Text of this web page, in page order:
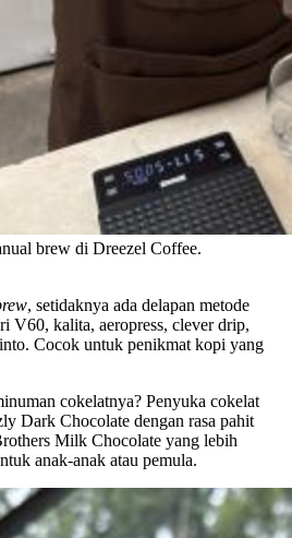
brew di Dreezel Coffee.
, setidaknya ada delapan metode
V60, kalita, aeropress, clever drip,
Cocok untuk penikmat kopi yang
cokelatnya? Penyuka cokelat
Dark Chocolate dengan rasa pahit
Milk Chocolate yang lebih
anak-anak atau pemula.